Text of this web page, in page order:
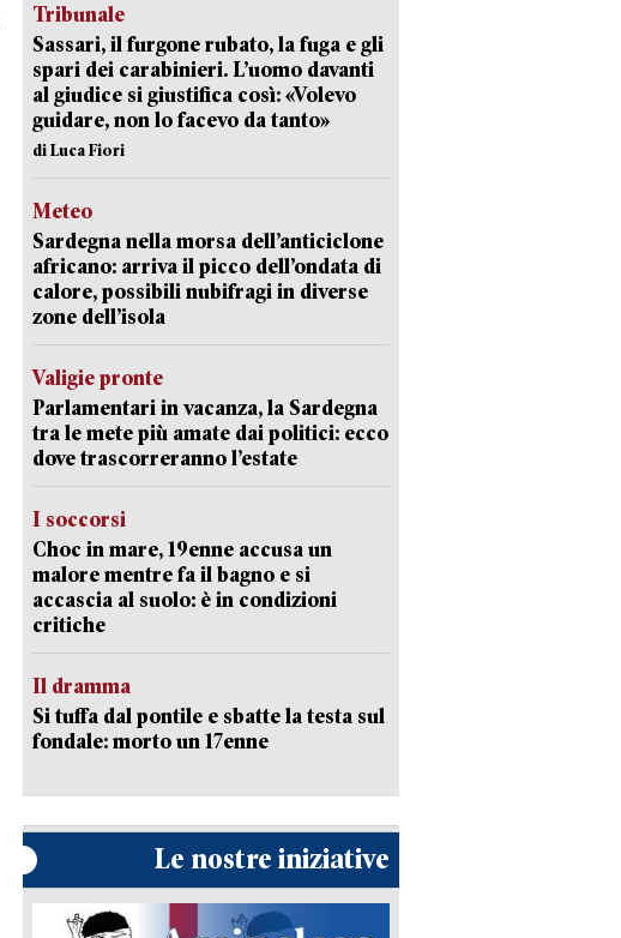
Tribunale
Sassari, il furgone rubato, la fuga e gli
spari dei carabinieri. L’uomo davanti
al giudice si giustifica così: «Volevo
guidare, non lo facevo da tanto»
di Luca Fiori
Meteo
Sardegna nella morsa dell’anticiclone
africano: arriva il picco dell’ondata di
calore, possibili nubifragi in diverse
zone dell’isola
Valigie pronte
Parlamentari in vacanza, la Sardegna
tra le mete più amate dai politici: ecco
dove trascorreranno l’estate
I soccorsi
Choc in mare, 19enne accusa un
malore mentre fa il bagno e si
accascia al suolo: è in condizioni
critiche
Il dramma
Si tuffa dal pontile e sbatte la testa sul
fondale: morto un 17enne
Le nostre iniziative